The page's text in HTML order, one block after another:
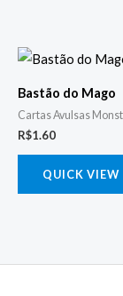
Bastão do Mago
Cartas Avulsas
R$1.60
QUICK VIEW